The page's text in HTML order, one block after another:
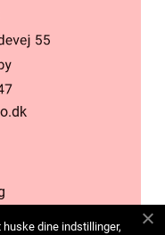
dine indstillinger,